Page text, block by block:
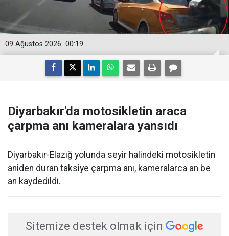
00:19
09 Ağustos 2026
Diyarbakır'da motosikletin araca
çarpma anı kameralara yansıdı
Diyarbakır-Elazığ yolunda seyir halindeki motosikletin
aniden duran taksiye çarpma anı, kameralarca an be
an kaydedildi.
Sitemize destek olmak için